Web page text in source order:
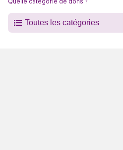
Toutes les catégories